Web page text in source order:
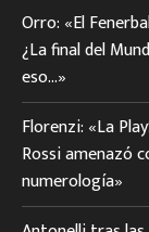
Orro: «El
¿La final del
eso…»
Florenzi: «La
Rossi amenazó
numerología»